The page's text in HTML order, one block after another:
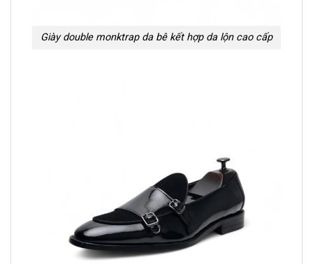
Giày double monktrap da bê kết hợp da lộn cao cấp